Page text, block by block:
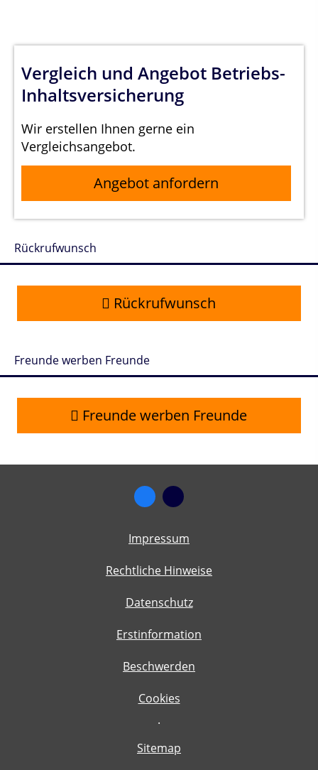
Vergleich und Angebot Betriebs-
Inhaltsversicherung
Wir erstellen Ihnen gerne ein
Vergleichsangebot.
Angebot anfordern
Rückrufwunsch
Rückrufwunsch
Freunde werben Freunde
Freunde werben Freunde
Impressum
Rechtliche Hinweise
Datenschutz
Erstinformation
Beschwerden
Cookies
·
Sitemap